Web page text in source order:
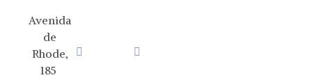
Avenida
de
Rhode,
185